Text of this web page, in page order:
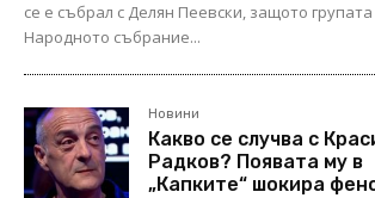
се е събрал с Делян Пеевски, защото
Народното събрание...
Новини
Какво се случва с
Радков? Появата му в
„Капките“ шокира